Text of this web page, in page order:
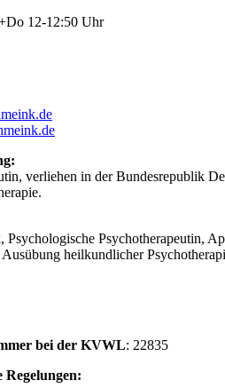
12-12:50 Uhr
verliehen in der Bundesrepublik
Psychologische Psychotherapeutin,
heilkundlicher
bei der KVWL: 22835
Regelungen: